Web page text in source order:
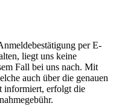
per E-
liegt uns keine
Fall bei uns nach. Mit
auch über die genauen
informiert, erfolgt die